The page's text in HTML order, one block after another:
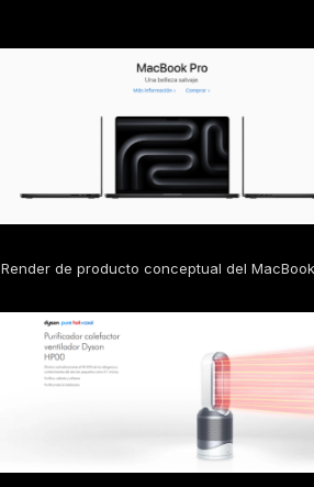
Render de producto conceptual del